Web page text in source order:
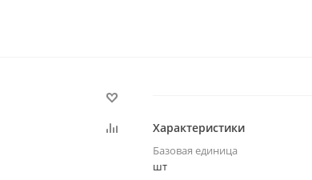
Характеристики
Базовая единица
шт